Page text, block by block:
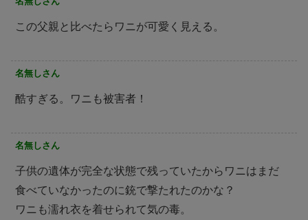
この父親と比べたらワニが可愛く見える。
名無しさん
酷すぎる。ワニも被害者！
名無しさん
子供の遺体が完全な状態で残っていたからワニはまだ
食べていなかったのに銃で撃たれたのかな？
ワニも濡れ衣を着せられて気の毒。